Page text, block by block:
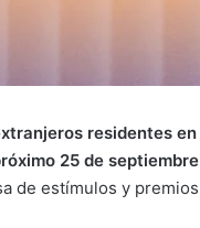
residentes
25 de septiembre
de estímulos y